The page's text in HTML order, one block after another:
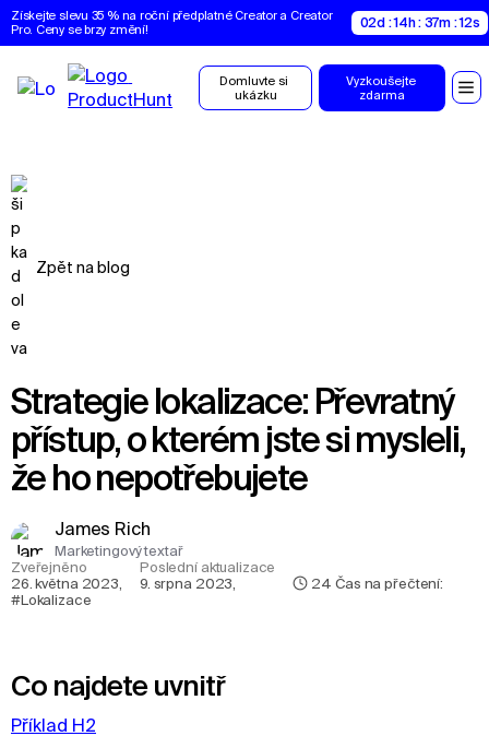
Získejte slevu 35 % na roční předplatné Creator a Creator
Pro. Ceny se brzy změní!
02d : 14h : 37m : 11s
Domluvte si
ukázku
Vyzkoušejte
zdarma
Zpět na blog
Strategie lokalizace: Převratný
přístup, o kterém jste si mysleli,
že ho nepotřebujete
James Rich
Marketingový textař
Zveřejněno
26. května 2023,
Poslední aktualizace
9. srpna 2023, 24 Čas na přečtení:
#Lokalizace
Co najdete uvnitř
Příklad H2